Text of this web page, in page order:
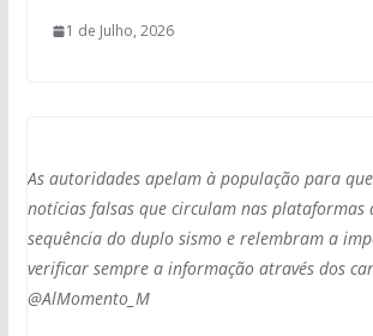
1 de Julho, 2026
As autoridades apelam à população para
notícias falsas que circulam nas plataformas
sequência do duplo sismo e relembram a
verificar sempre a informação através dos
@AlMomento_M